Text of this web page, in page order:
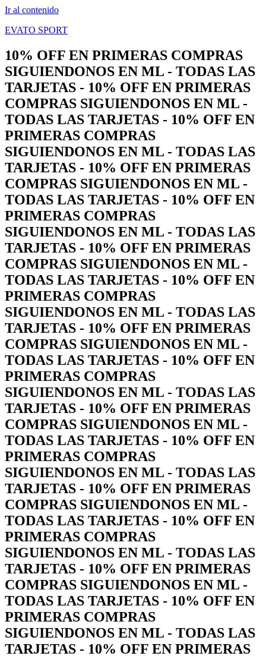
Ir al contenido
EVATO SPORT
10% OFF EN PRIMERAS COMPRAS
SIGUIENDONOS EN ML - TODAS LAS
TARJETAS - 10% OFF EN PRIMERAS
COMPRAS SIGUIENDONOS EN ML -
TODAS LAS TARJETAS - 10% OFF EN
PRIMERAS COMPRAS
SIGUIENDONOS EN ML - TODAS LAS
TARJETAS - 10% OFF EN PRIMERAS
COMPRAS SIGUIENDONOS EN ML -
TODAS LAS TARJETAS - 10% OFF EN
PRIMERAS COMPRAS
SIGUIENDONOS EN ML - TODAS LAS
TARJETAS - 10% OFF EN PRIMERAS
COMPRAS SIGUIENDONOS EN ML -
TODAS LAS TARJETAS - 10% OFF EN
PRIMERAS COMPRAS
SIGUIENDONOS EN ML - TODAS LAS
TARJETAS - 10% OFF EN PRIMERAS
COMPRAS SIGUIENDONOS EN ML -
TODAS LAS TARJETAS - 10% OFF EN
PRIMERAS COMPRAS
SIGUIENDONOS EN ML - TODAS LAS
TARJETAS - 10% OFF EN PRIMERAS
COMPRAS SIGUIENDONOS EN ML -
TODAS LAS TARJETAS - 10% OFF EN
PRIMERAS COMPRAS
SIGUIENDONOS EN ML - TODAS LAS
TARJETAS - 10% OFF EN PRIMERAS
COMPRAS SIGUIENDONOS EN ML -
TODAS LAS TARJETAS - 10% OFF EN
PRIMERAS COMPRAS
SIGUIENDONOS EN ML - TODAS LAS
TARJETAS - 10% OFF EN PRIMERAS
COMPRAS SIGUIENDONOS EN ML -
TODAS LAS TARJETAS - 10% OFF EN
PRIMERAS COMPRAS
SIGUIENDONOS EN ML - TODAS LAS
TARJETAS - 10% OFF EN PRIMERAS